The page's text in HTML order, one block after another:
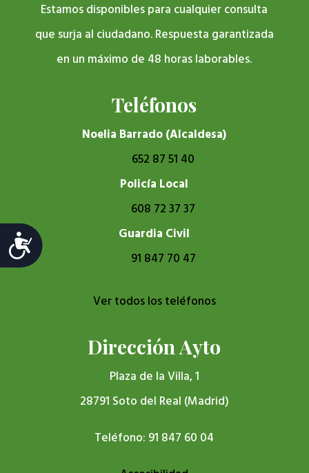
Accesibilidad
Estamos disponibles para cualquier consulta
que surja al ciudadano. Respuesta garantizada
en un máximo de 48 horas laborables.
Teléfonos
Noelia Barrado (Alcaldesa)
652 87 51 40
Policía Local
608 72 37 37
Guardia Civil
91 847 70 47
Ver todos los teléfonos
Dirección Ayto
Plaza de la Villa, 1
28791 Soto del Real (Madrid)
Teléfono: 91 847 60 04